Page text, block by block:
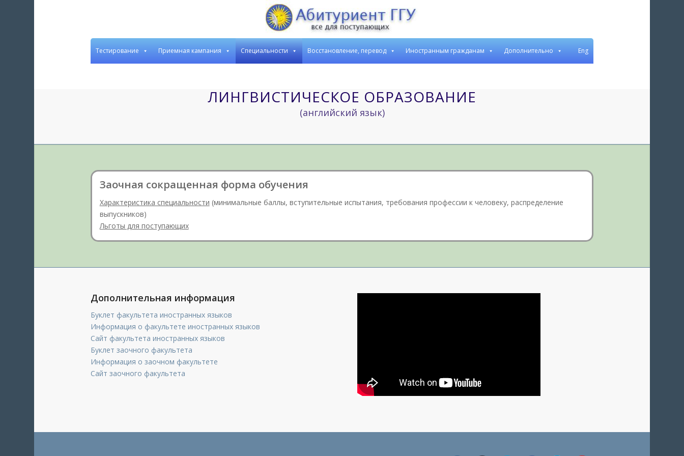
Тестирование Приемная кампания Cпециальности Восстановление, перевод Иностранным гражданам Дополнительно Eng
ЛИНГВИСТИЧЕСКОЕ ОБРАЗОВАНИЕ
(английский язык)
Заочная сокращенная форма обучения
Характеристика специальности (минимальные баллы, вступительные испытания, требования профессии к человеку, распределение
выпускников)
Льготы для поступающих
Дополнительная информация
Буклет факультета иностранных языков
Информация о факультете иностранных языков
Сайт факультета иностранных языков
Буклет заочного факультета
Информация о заочном факультете
Сайт заочного факультета